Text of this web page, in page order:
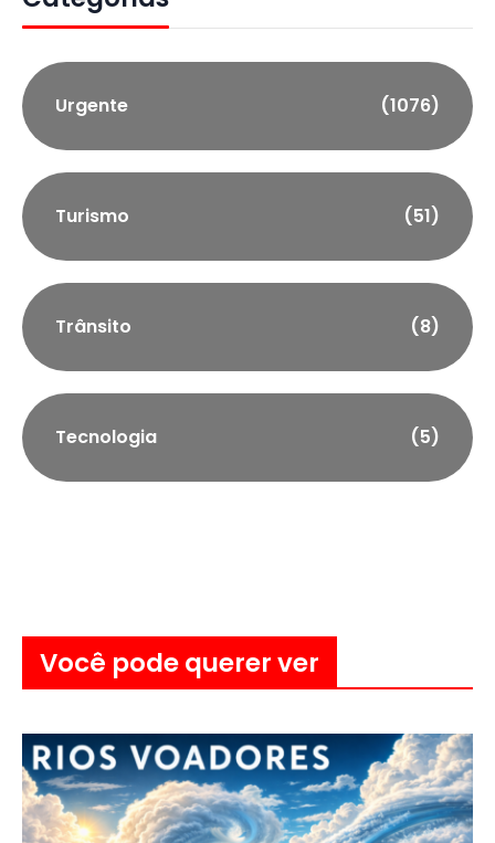
Urgente (1076)
Turismo (51)
Trânsito (8)
Tecnologia (5)
Você pode querer ver